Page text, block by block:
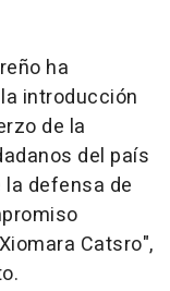
ha
introducción
de la
del país
defensa de
Catsro",